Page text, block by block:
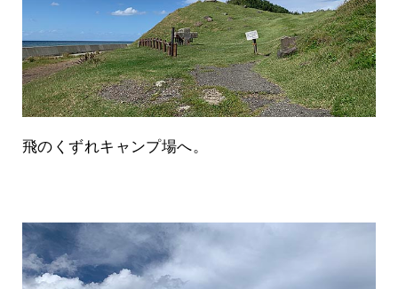
飛のくずれキャンプ場へ。